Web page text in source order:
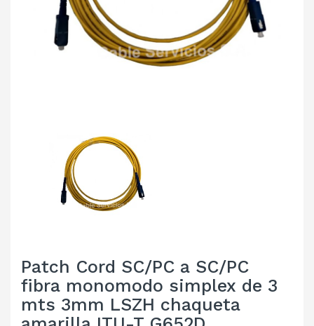
Patch Cord SC/PC a SC/PC
fibra monomodo simplex de 3
mts 3mm LSZH chaqueta